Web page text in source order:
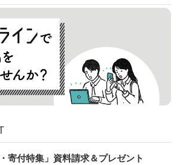
寄付特集」資料請求＆プレゼント